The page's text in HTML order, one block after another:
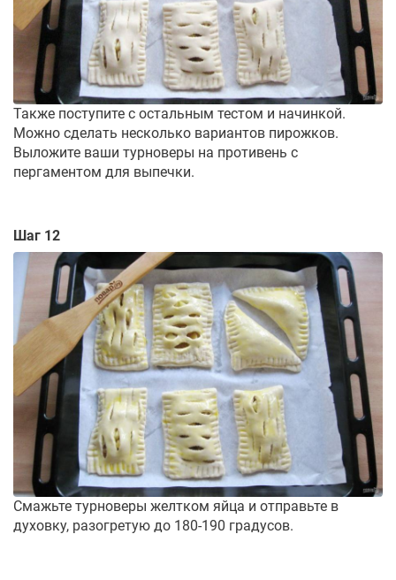
Также поступите с остальным тестом и начинкой.
Можно сделать несколько вариантов пирожков.
Выложите ваши турноверы на противень с
пергаментом для выпечки.
Шаг 12
Смажьте турноверы желтком яйца и отправьте в
духовку, разогретую до 180-190 градусов.